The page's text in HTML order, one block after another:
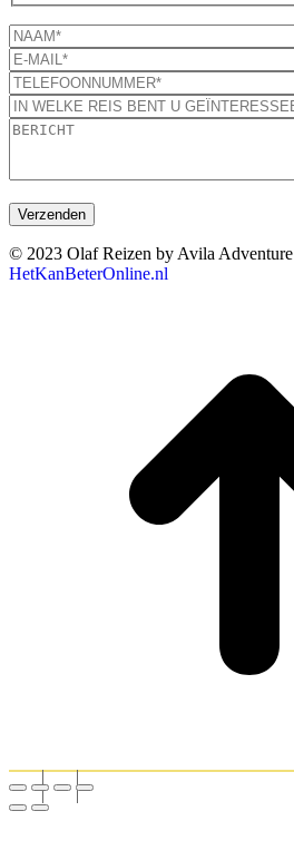
© 2023 Olaf Reizen by Avila
HetKanBeterOnline.nl